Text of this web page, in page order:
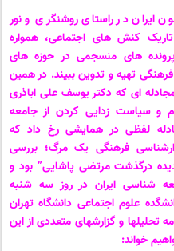
ایران در راستای روشنگری و نور
تاریک کنش های اجتماعی، همواره
های منسجمی در حوزه های
تهیه و تدوین ببیند. در همین
ای که دکتر یوسف علی اباذری
و سیاست زدایی کردن از جامعه
لفظی در همایشی رخ داد که
فرهنگی یک مرگ؛ بررسی
درگذشت مرتضی پاشایی” بود و
شناسی ایران در روز سه شنبه
۹۳ در دانشگده علوم اجتماعی دانشگاه تهران
تحلیلها و گزارشهای متعددی از این
خواند: